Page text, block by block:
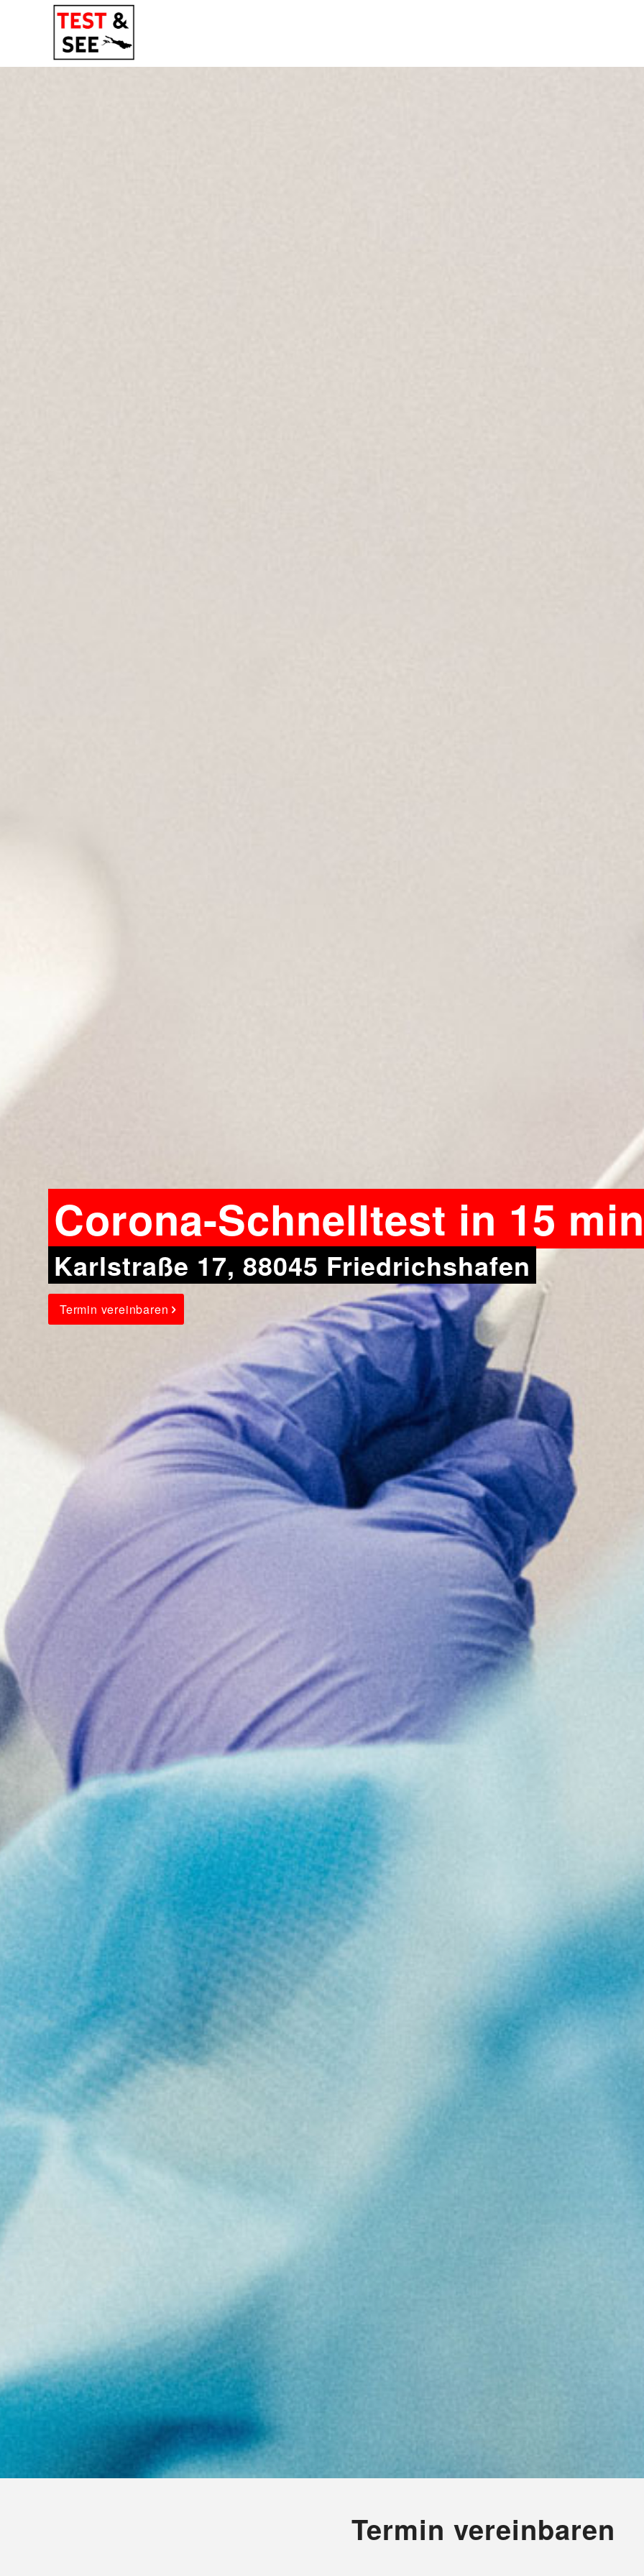
Corona-Schnelltest in 15
Karlstraße 17, 88045 Friedrichshafen
Termin vereinbaren
Termin vereinbaren